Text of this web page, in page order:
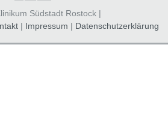
Südstadt Rostock |
| Impressum | Datenschutzerklärung